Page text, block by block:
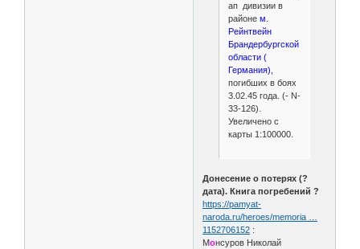
ап дивизии в
районе м.
Рейнтвейн
Брандербургской
области (
Германия),
погибших в боях
3.02.45 года. (- N-
33-126).
Увеличено с
карты 1:100000.
Донесение о потерях (?
дата). Книга погребений ?
https://pamyat-
naroda.ru/heroes/memoria …
1152706152 :
Монсуров Николай